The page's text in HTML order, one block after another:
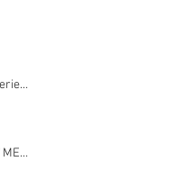
Nanaboshi Circular connector series NT
POSITIVE DISPLACEMENT FLOW METER